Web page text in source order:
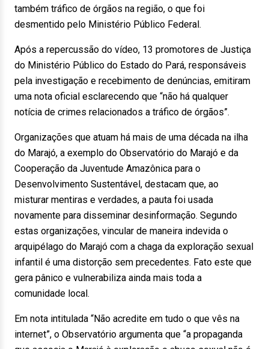
também tráfico de órgãos na região, o que foi
desmentido pelo Ministério Público Federal.
Após a repercussão do vídeo, 13 promotores de Justiça
do Ministério Público do Estado do Pará, responsáveis
pela investigação e recebimento de denúncias, emitiram
uma nota oficial esclarecendo que “não há qualquer
notícia de crimes relacionados a tráfico de órgãos”.
Organizações que atuam há mais de uma década na ilha
do Marajó, a exemplo do Observatório do Marajó e da
Cooperação da Juventude Amazônica para o
Desenvolvimento Sustentável, destacam que, ao
misturar mentiras e verdades, a pauta foi usada
novamente para disseminar desinformação. Segundo
estas organizações, vincular de maneira indevida o
arquipélago do Marajó com a chaga da exploração sexual
infantil é uma distorção sem precedentes. Fato este que
gera pânico e vulnerabiliza ainda mais toda a
comunidade local.
Em nota intitulada “Não acredite em tudo o que vês na
internet”, o Observatório argumenta que “a propaganda